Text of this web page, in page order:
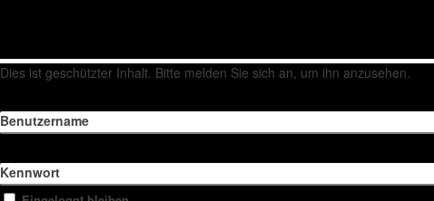
Dies ist geschützter Inhalt. Bitte melden Sie sich an, um ihn anzusehen.
Benutzername
Kennwort